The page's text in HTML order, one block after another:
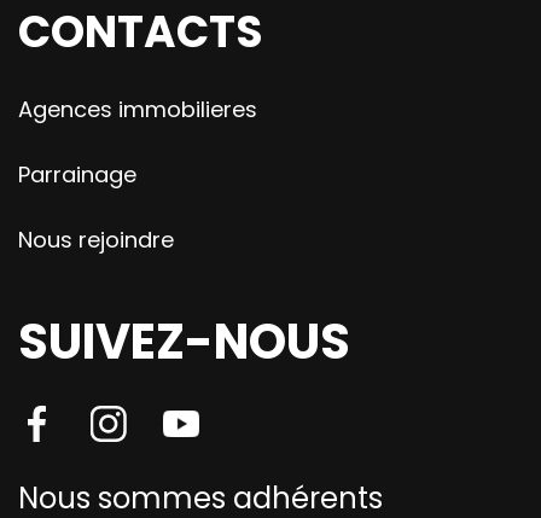
CONTACTS
Agences immobilieres
Parrainage
Nous rejoindre
SUIVEZ-NOUS
Nous sommes adhérents